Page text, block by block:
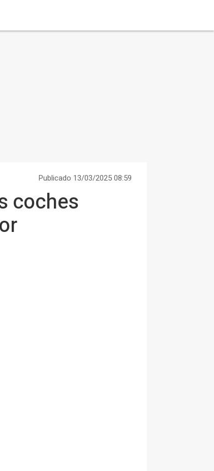
Publicado 13/03/2025 08:59
coches